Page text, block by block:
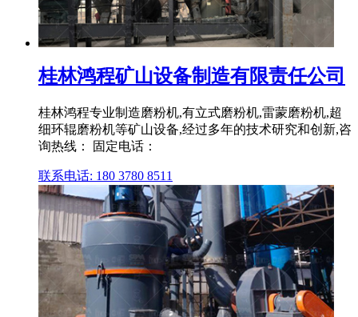
桂林鸿程矿山设备制造有限责任公司
桂林鸿程专业制造磨粉机,有立式磨粉机,雷蒙磨粉机,超
细环辊磨粉机等矿山设备,经过多年的技术研究和创新,咨
询热线： 固定电话：
联系电话: 180 3780 8511